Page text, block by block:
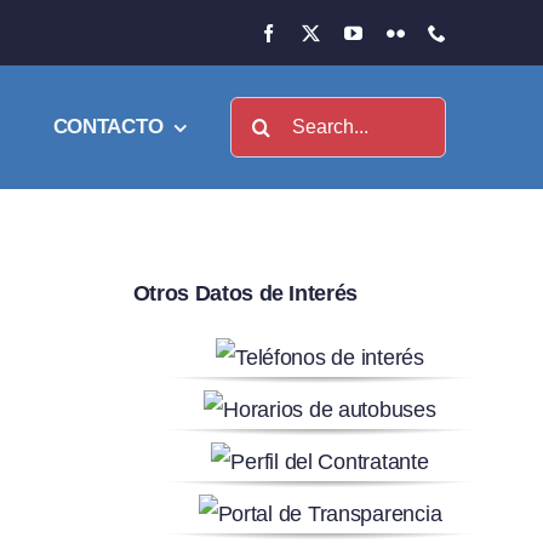
CONTACTO Buscar:
Otros Datos de Interés